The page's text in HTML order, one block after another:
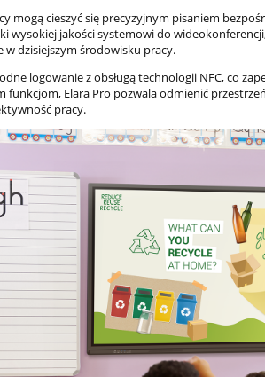
mogą cieszyć się precyzyjnym pisaniem
wysokiej jakości systemowi do
w dzisiejszym środowisku pracy.
logowanie z obsługą technologii NFC, co
funkcjom, Elara Pro pozwala odmienić
pracy.